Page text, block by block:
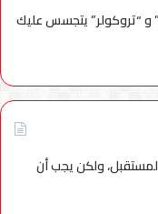
و “تروكولر” يتجسس عليك
ولكن يجب أن